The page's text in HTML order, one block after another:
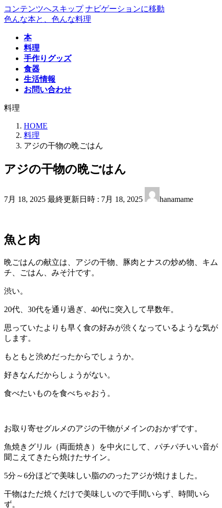
コンテンツへスキップ ナビゲーションに移動
色んな本と、色んな料理
本
料理
手作りグッズ
食器
生活情報
お問い合わせ
料理
HOME
料理
アジの干物の晩ごはん
アジの干物の晩ごはん
7月 18, 2025 最終更新日時 : 7月 18, 2025 hanamame
魚と肉
晩ごはんの献立は、アジの干物、豚肉とナスの炒め物、キム
チ、ごはん、みそ汁です。
渋い。
20代、30代を通り過ぎ、40代に突入して早数年。
思っていたよりも早く食の好みが渋くなっているような気が
します。
もともと渋めだったからでしょうか。
好きなんだからしょうがない。
食べたいものを食べちゃおう。
お取り寄せグルメのアジの干物がメインのおかずです。
魚焼きグリル（両面焼き）を中火にして、パチパチいい音が
聞こえてきたら焼けたサイン。
5分～6分ほどで美味しい脂ののったアジが焼けました。
干物はただ焼くだけで美味しいので手間いらず、時間いら
ず。